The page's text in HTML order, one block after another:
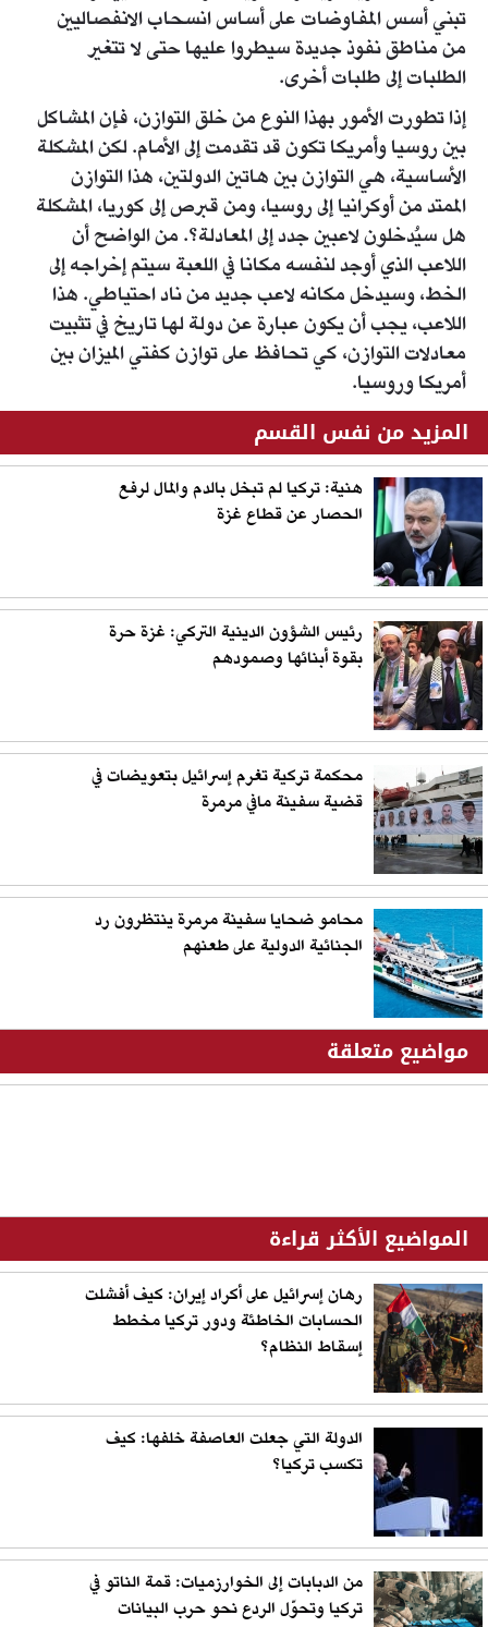
تبني أسس المفاوضات على أساس انسحاب الانفصاليين
من مناطق نفوذ جديدة سيطروا عليها حتى لا تتغير
الطلبات إلى طلبات أخرى.
إذا تطورت الأمور بهذا النوع من خلق التوازن، فإن المشاكل
بين روسيا وأمريكا تكون قد تقدمت إلى الأمام. لكن المشكلة
الأساسية، هي التوازن بين هاتين الدولتين، هذا التوازن
الممتد من أوكرانيا إلى روسيا، ومن قبرص إلى كوريا، المشكلة
هل سيُدخلون لاعبين جدد إلى المعادلة؟. من الواضح أن
اللاعب الذي أوجد لنفسه مكانا في اللعبة سيتم إخراجه إلى
الخط، وسيدخل مكانه لاعب جديد من ناد احتياطي. هذا
اللاعب، يجب أن يكون عبارة عن دولة لها تاريخ في تثبيت
معادلات التوازن، كي تحافظ على توازن كفتي الميزان بين
أمريكا وروسيا.
المزيد من نفس القسم
هنية: تركيا لم تبخل بالدم والمال لرفع
الحصار عن قطاع غزة
رئيس الشؤون الدينية التركي: غزة حرة
بقوة أبنائها وصمودهم
محكمة تركية تغرم إسرائيل بتعويضات في
قضية سفينة مافي مرمرة
محامو ضحايا سفينة مرمرة ينتظرون رد
الجنائية الدولية على طعنهم
مواضيع متعلقة
المواضيع الأكثر قراءة
رهان إسرائيل على أكراد إيران: كيف أفشلت
الحسابات الخاطئة ودور تركيا مخطط
إسقاط النظام؟
الدولة التي جعلت العاصفة خلفها: كيف
تكسب تركيا؟
من الدبابات إلى الخوارزميات: قمة الناتو في
تركيا وتحوّل الردع نحو حرب البيانات